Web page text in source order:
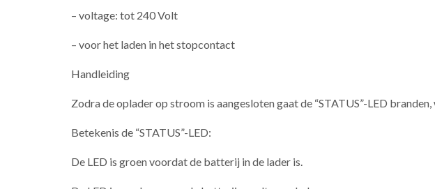
– voltage: tot 240 Volt
– voor het laden in het stopcontact
Handleiding
Zodra de oplader op stroom is aangesloten gaat de “STATUS”-LED
Betekenis de “STATUS”-LED:
De LED is groen voordat de batterij in de lader is.